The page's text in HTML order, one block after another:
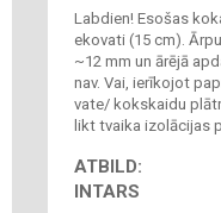
Labdien! Esošas
ekovati (15 cm).
~12 mm un ārējā
nav. Vai, ierīkojot
vate/ kokskaidu
likt tvaika izolācijas
ATBILD:
INTARS